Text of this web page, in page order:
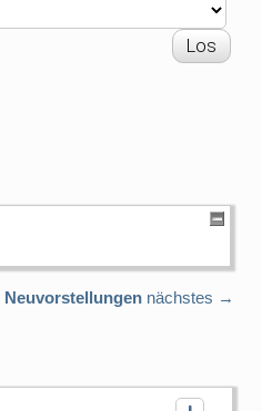
Neuvorstellungen nächstes →